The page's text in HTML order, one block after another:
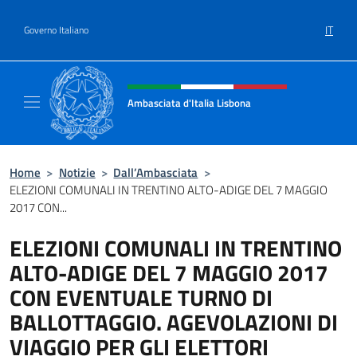
Governo Italiano IT
Intestazione sito, social e menù
Ambasciata d'Italia Lisbona
Home > Notizie > Dall’Ambasciata >
ELEZIONI COMUNALI IN TRENTINO ALTO-ADIGE DEL 7 MAGGIO
2017 CON...
ELEZIONI COMUNALI IN TRENTINO
ALTO-ADIGE DEL 7 MAGGIO 2017
CON EVENTUALE TURNO DI
BALLOTTAGGIO. AGEVOLAZIONI DI
VIAGGIO PER GLI ELETTORI